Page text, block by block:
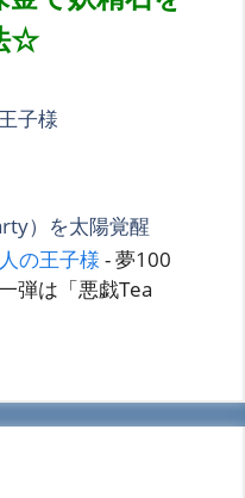
☆
子様
）を太陽覚醒
の王子様 -夢100
弾は「悪戯Tea